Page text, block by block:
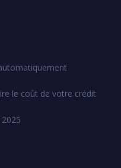
le coût de votre crédit